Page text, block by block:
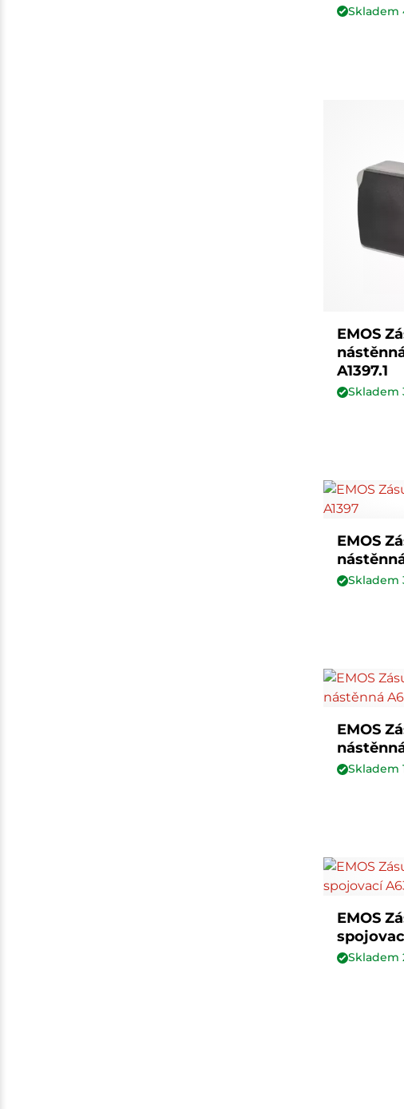
Skladem
EMOS
A1397.1
Skladem
EMOS
Skladem
EMOS
Skladem
EMOS
Skladem